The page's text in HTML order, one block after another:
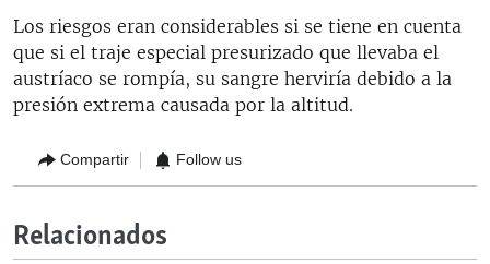
Los riesgos eran considerables si se tiene en cuenta
que si el traje especial presurizado que llevaba el
austríaco se rompía, su sangre herviría debido a la
presión extrema causada por la altitud.
Compartir Follow us
Relacionados